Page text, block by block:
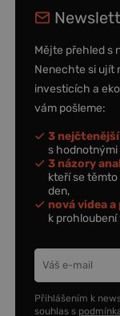
Mějte přehled s
Nenechte si ujít
investicích a
vám pošleme:
3
s
3 názory
kteří se
den,
nová videa
k
Přihlášením k
souhlas s